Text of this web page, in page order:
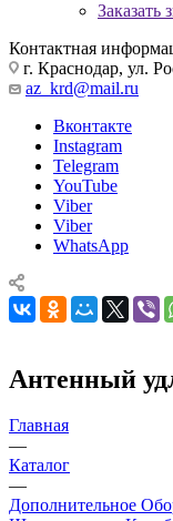
Заказать
Контактная
г. Краснодар, ул.
az_krd@mail.ru
Вконтакте
Instagram
Telegram
YouTube
Viber
Viber
WhatsApp
Антенный
Главная
—
Каталог
—
Дополнительное